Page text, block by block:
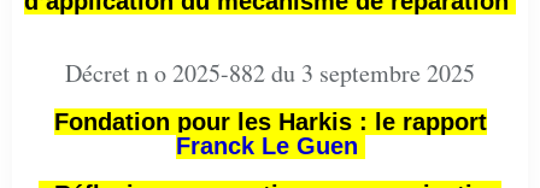
Décret n o 2025-882 du 3 septembre 2025
Fondation pour les Harkis : le rapport
Franck Le Guen